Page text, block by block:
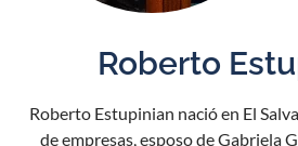
Roberto
Roberto Estupinian nació en El
de empresas, esposo de Gabriela